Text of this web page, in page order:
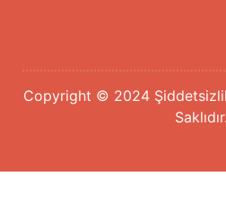
Copyright © 2024
Saklıdır.